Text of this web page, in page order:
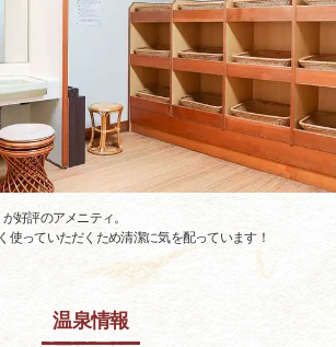
好評のアメニティ。
使っていただくため清潔に気を配っています！
温泉情報